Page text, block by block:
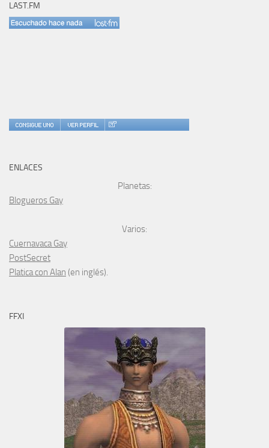
LAST.FM
ENLACES
Planetas:
Blogueros Gay
Varios:
Cuernavaca Gay
PostSecret
Platica con Alan (en inglés).
FFXI